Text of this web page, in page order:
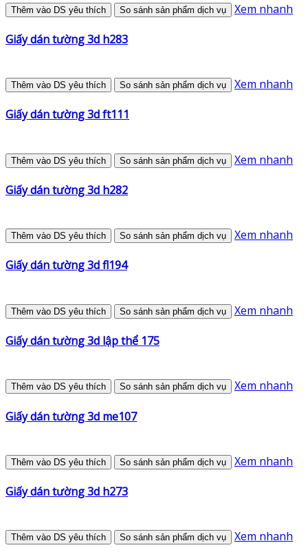
Thêm vào DS yêu thích So sánh sản phẩm dịch vụ Xem nhanh
Giấy dán tường 3d h283
Thêm vào DS yêu thích So sánh sản phẩm dịch vụ Xem nhanh
Giấy dán tường 3d ft111
Thêm vào DS yêu thích So sánh sản phẩm dịch vụ Xem nhanh
Giấy dán tường 3d h282
Thêm vào DS yêu thích So sánh sản phẩm dịch vụ Xem nhanh
Giấy dán tường 3d fl194
Thêm vào DS yêu thích So sánh sản phẩm dịch vụ Xem nhanh
Giấy dán tường 3d lập thể 175
Thêm vào DS yêu thích So sánh sản phẩm dịch vụ Xem nhanh
Giấy dán tường 3d me107
Thêm vào DS yêu thích So sánh sản phẩm dịch vụ Xem nhanh
Giấy dán tường 3d h273
Thêm vào DS yêu thích So sánh sản phẩm dịch vụ Xem nhanh